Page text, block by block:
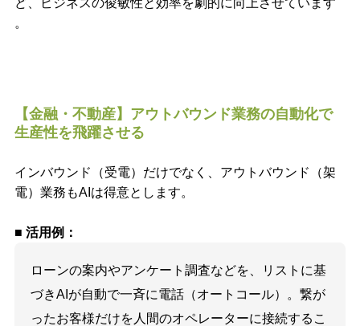
。
【金融・不動産】アウトバウンド業務の自動化で
生産性を飛躍させる
インバウンド（受電）だけでなく、アウトバウンド（架
電）業務もAIは得意とします。
■ 活用例：
ローンの案内やアンケート調査などを、リストに基
づきAIが自動で一斉に電話（オートコール）。繋が
ったお客様だけを人間のオペレーターに接続するこ